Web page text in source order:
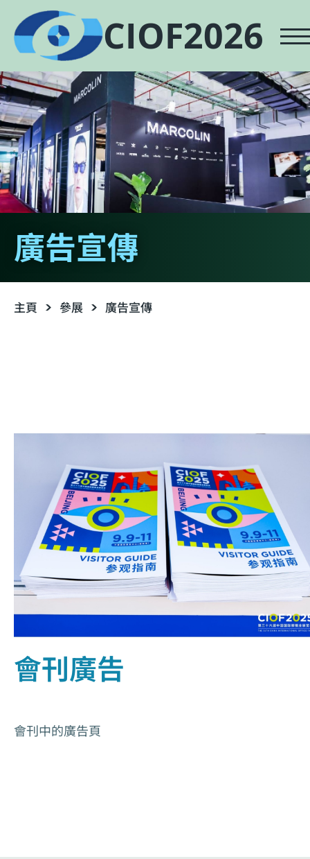
CIOF2026
廣告宣傳
主頁 參展 廣告宣傳
會刊廣告
會刊中的廣告頁